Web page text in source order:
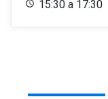
15:30 a 17:30